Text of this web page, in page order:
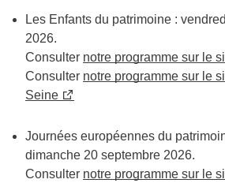
Les Enfants du patrimoine :
2026.
Consulter notre programme sur le
Consulter notre programme sur le
Seine
Journées européennes du
dimanche 20 septembre 2026.
Consulter notre programme sur le